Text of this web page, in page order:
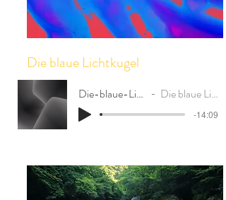
Die blaue Lichtkugel
Die-blaue-Lichtkugel Die blaue Lichtkugel
-14:09